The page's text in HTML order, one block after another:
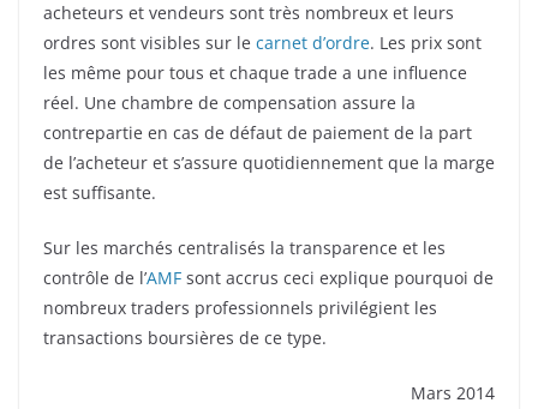
acheteurs et vendeurs sont très nombreux et leurs
ordres sont visibles sur le carnet d’ordre. Les prix sont
les même pour tous et chaque trade a une influence
réel. Une chambre de compensation assure la
contrepartie en cas de défaut de paiement de la part
de l’acheteur et s’assure quotidiennement que la marge
est suffisante.
Sur les marchés centralisés la transparence et les
contrôle de l’AMF sont accrus ceci explique pourquoi de
nombreux traders professionnels privilégient les
transactions boursières de ce type.
Mars 2014